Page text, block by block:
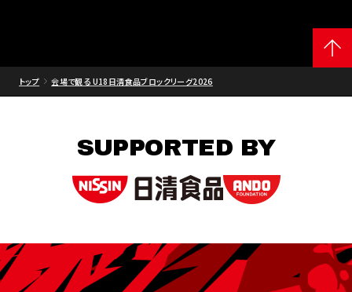
トップ 会場で観る U18日清食品ブロックリーグ2026
SUPPORTED BY